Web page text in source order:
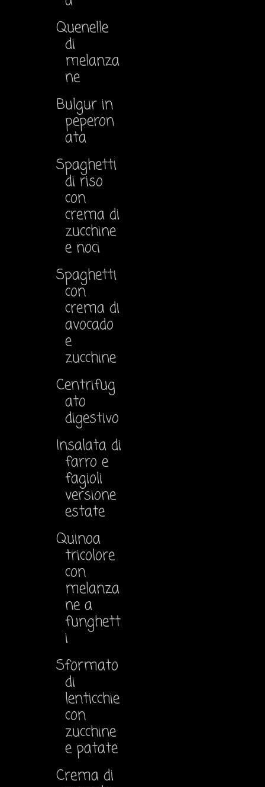
Quenelle
di
melanza
ne
Bulgur in
peperon
ata
Spaghetti
di riso
con
crema di
zucchine
e noci
Spaghetti
con
crema di
avocado
e
zucchine
Centrifug
ato
digestivo
Insalata di
farro e
fagioli
versione
estate
Quinoa
tricolore
con
melanza
ne a
funghett
i
Sformato
di
lenticchie
con
zucchine
e patate
Crema di